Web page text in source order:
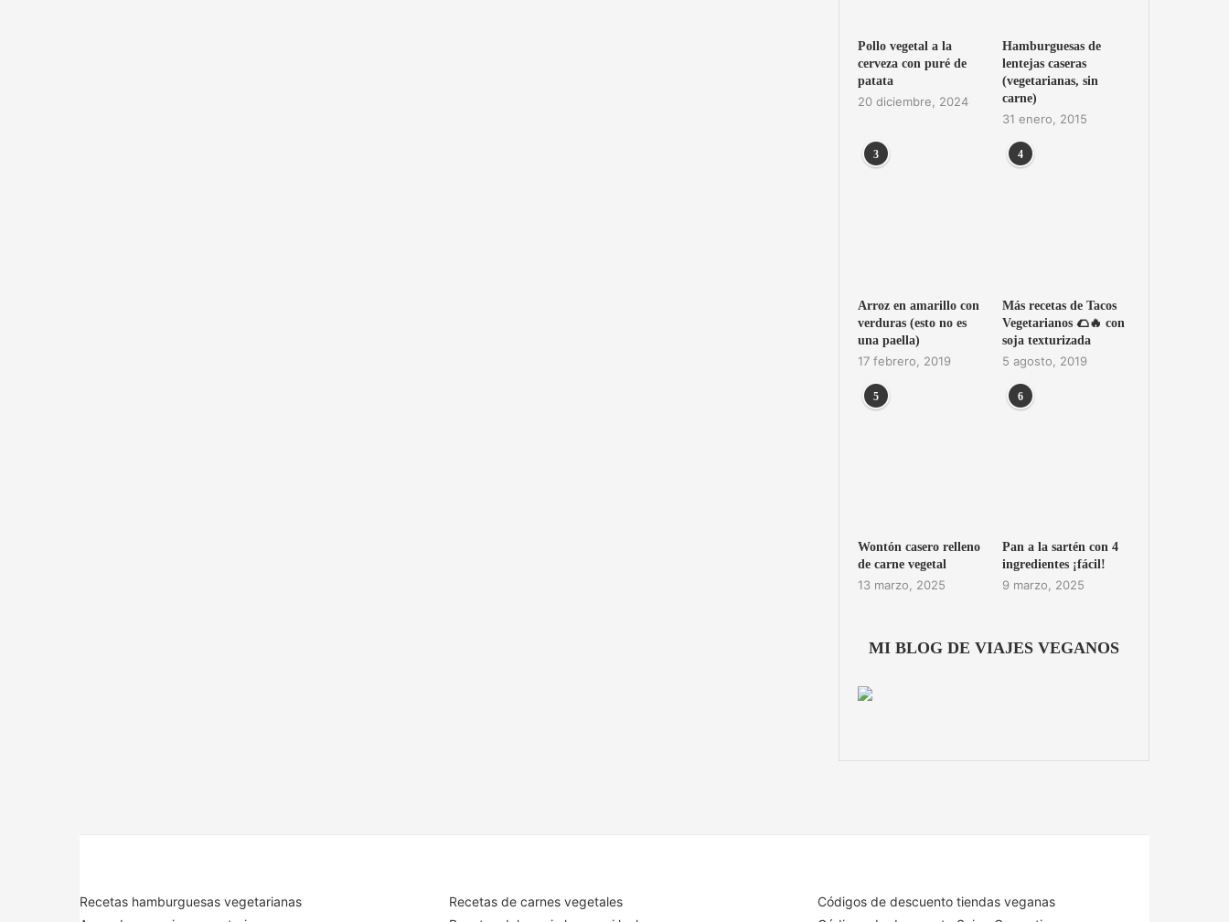
Pollo vegetal a la
cerveza con puré de
patata
20 diciembre, 2024
Hamburguesas de
lentejas caseras
(vegetarianas, sin
carne)
31 enero, 2015
3
Arroz en amarillo con
verduras (esto no es
una paella)
17 febrero, 2019
4
Más recetas de Tacos
Vegetarianos 🌮🔥 con
soja texturizada
5 agosto, 2019
5
Wontón casero relleno
de carne vegetal
13 marzo, 2025
6
Pan a la sartén con 4
ingredientes ¡fácil!
9 marzo, 2025
MI BLOG DE VIAJES VEGANOS
Recetas hamburguesas vegetarianas
Recetas de carnes vegetales
Códigos de descuento tiendas veganas